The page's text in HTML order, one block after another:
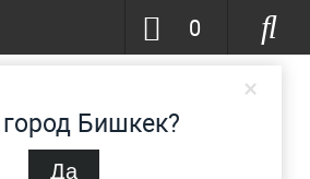
×
Бишкек?
Да
0